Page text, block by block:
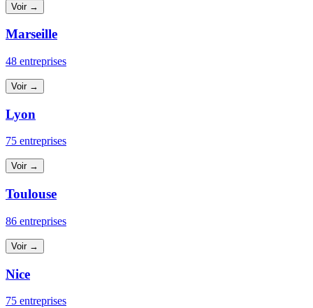
Voir →
Marseille
48 entreprises
Voir →
Lyon
75 entreprises
Voir →
Toulouse
86 entreprises
Voir →
Nice
75 entreprises